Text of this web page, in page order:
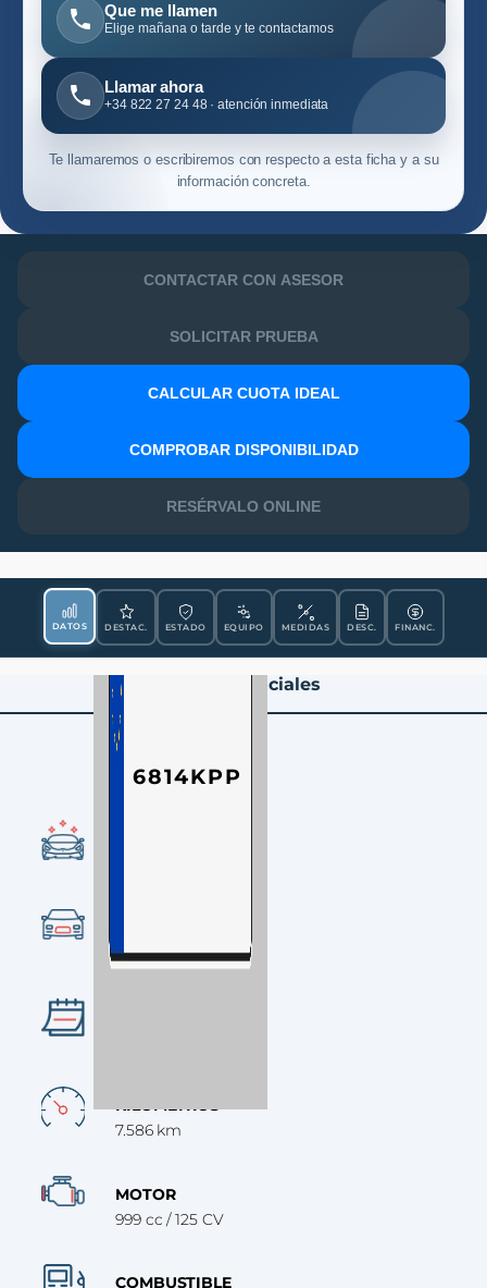
Que me llamen
Elige mañana o tarde y te contactamos
Llamar ahora
+34 822 27 24 48 · atención inmediata
Te llamaremos o escribiremos con respecto a esta ficha y a su
información concreta.
CONTACTAR CON ASESOR
SOLICITAR PRUEBA
CALCULAR CUOTA IDEAL
COMPROBAR DISPONIBILIDAD
RESÉRVALO ONLINE
DATOS DESTAC. ESTADO EQUIPO MEDIDAS DESC. FINANC.
Datos Esenciales
6814KPP
SUV
KILÓMETROS
7.586 km
MOTOR
999 cc / 125 CV
COMBUSTIBLE